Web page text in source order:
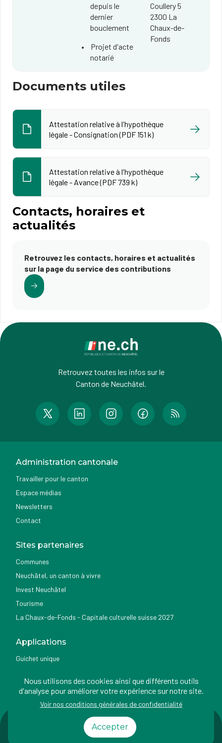
depuis le
dernier
bouclement
Projet d'acte
notarié
Coullery 5
2300 La
Chaux-de-
Fonds
Documents utiles
Attestation relative à l'hypothèque
légale - Consignation (PDF 151 k)
Attestation relative à l'hypothèque
légale - Avance (PDF 739 k)
Contacts, horaires et
actualités
Retrouvez les contacts, horaires et actualités
sur la page du service des contributions
Retrouvez toutes les infos sur le
Canton de Neuchâtel.
Administration cantonale
Travailler pour le canton
Espace médias
Newsletters
Contact
Sites partenaires
Communes
Neuchâtel, un canton à vivre
Invest Neuchâtel
Tourisme
La Chaux-de-Fonds - Capitale culturelle suisse 2027
Applications
Guichet unique
Nemo news
Conditions
d'utilisation
Protection des
données
Nous utilisons des cookies ainsi que différents outils
d'analyse pour améliorer votre expérience sur notre site.
Voir nos conditions générales de confidentialité
Accepter